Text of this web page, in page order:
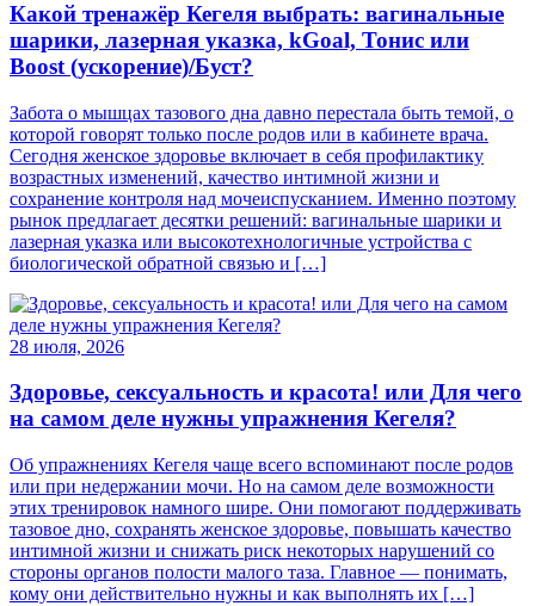
Какой тренажёр Кегеля выбрать: вагинальные
шарики, лазерная указка, kGoal, Тонис или
Boost (ускорение)/Буст?
Забота о мышцах тазового дна давно перестала быть темой, о
которой говорят только после родов или в кабинете врача.
Сегодня женское здоровье включает в себя профилактику
возрастных изменений, качество интимной жизни и
сохранение контроля над мочеиспусканием. Именно поэтому
рынок предлагает десятки решений: вагинальные шарики и
лазерная указка или высокотехнологичные устройства с
биологической обратной связью и […]
28 июля, 2026
Здоровье, сексуальность и красота! или Для чего
на самом деле нужны упражнения Кегеля?
Об упражнениях Кегеля чаще всего вспоминают после родов
или при недержании мочи. Но на самом деле возможности
этих тренировок намного шире. Они помогают поддерживать
тазовое дно, сохранять женское здоровье, повышать качество
интимной жизни и снижать риск некоторых нарушений со
стороны органов полости малого таза. Главное — понимать,
кому они действительно нужны и как выполнять их […]